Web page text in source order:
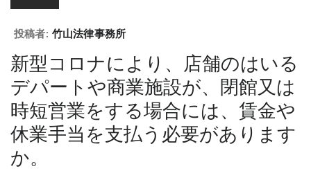
投稿者: 竹山法律事務所
新型コロナにより、店舗のはいる
デパートや商業施設が、閉館又は
時短営業をする場合には、賃金や
休業手当を支払う必要があります
か。